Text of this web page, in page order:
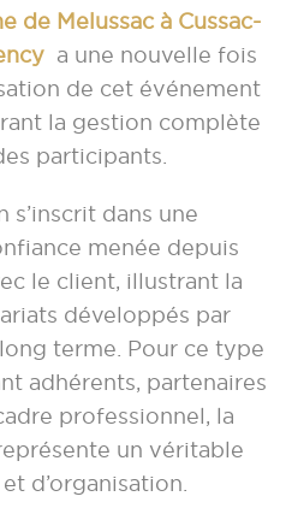
de Melussac à Cussac-
a une nouvelle fois
de cet événement
la gestion complète
participants.
s’inscrit dans une
menée depuis
le client, illustrant la
développés par
terme. Pour ce type
adhérents, partenaires
professionnel, la
un véritable
d’organisation.